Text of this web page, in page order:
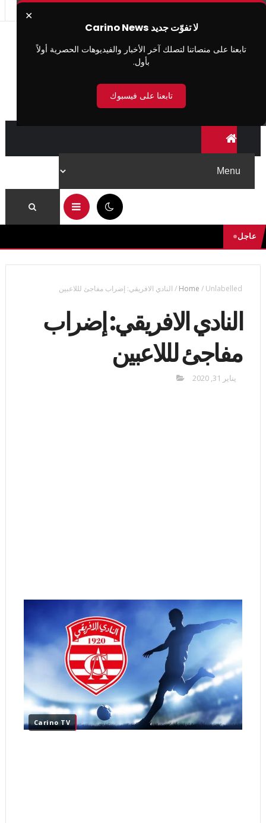
✕
لا تفوّت جديد Carino News
تابعنا على منصاتنا لتصلك آخر الأخبار والفيديوهات الحصرية أولاً
بأول.
تابعنا على فيسبوك
عاجل
Home / Unlabelled
/ النادي الافريقي: إضراب مفاجئ لللاعبين
النادي الافريقي: إضراب
مفاجئ لللاعبين
يناير 31, 2020
Carino TV